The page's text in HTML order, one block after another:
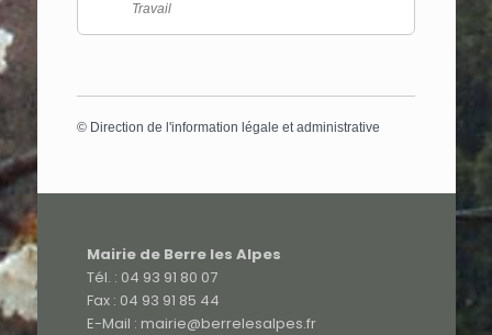
Travail
© Direction de l'information légale et administrative
Mairie de Berre les Alpes
Tél. : 04 93 91 80 07
Fax : 04 93 91 85 44
E-Mail : mairie@berrelesalpes.fr